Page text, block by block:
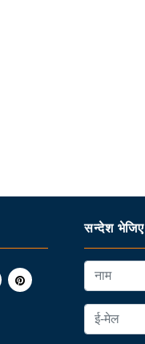
सन्देश भेजिए